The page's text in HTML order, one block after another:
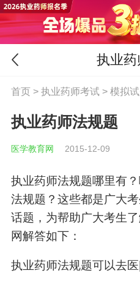
执业药
首页> 执业药师考试> 模拟
执业药师法规题
医学教育网 2015-12-09
执业药师法规题哪里有
法规题？这些都是广大
话题，为帮助广大考生
网解答如下：
执业药师法规题可以去医